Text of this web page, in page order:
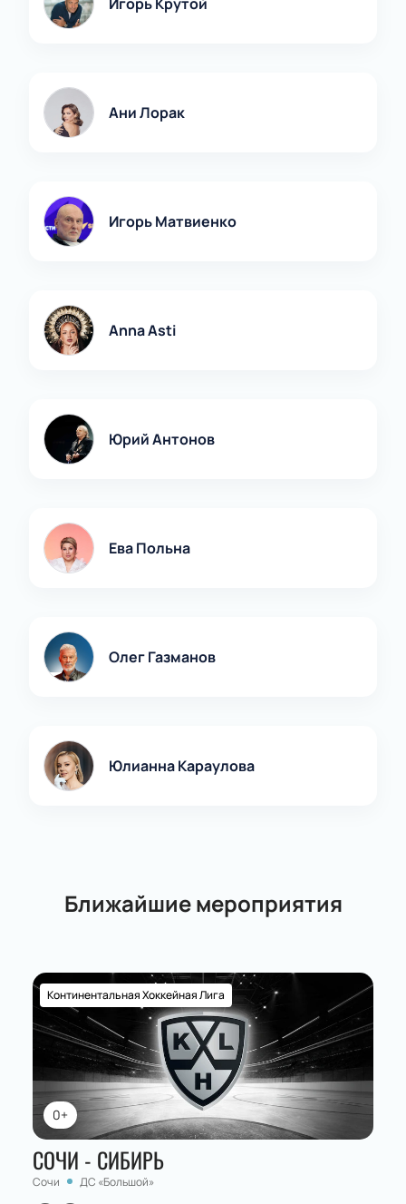
Ани Лорак
Игорь Матвиенко
Anna Asti
Юрий Антонов
Ева Польна
Олег Газманов
Юлианна Караулова
Ближайшие мероприятия
0+
Континентальная Хоккейная Лига
СОЧИ - СИБИРЬ
Сочи ДС «Большой»